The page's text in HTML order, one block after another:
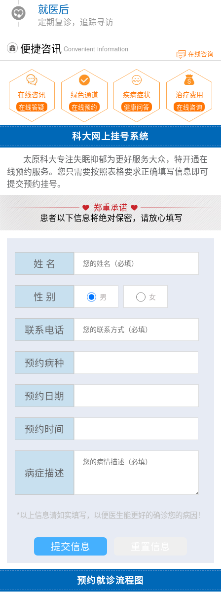
就医后
定期复诊，追踪寻访
便捷咨讯 Convenient information
在线咨询
在线咨讯
在线答疑
绿色通道
在线预约
疾病症状
健康问答
治疗费用
在线咨询
科大网上挂号系统
太原科大专注失眠抑郁为更好服务大众，特开通在
线预约服务。您只需要按照表格要求正确填写信息即可
提交预约挂号。
郑重承诺
患者以下信息将绝对保密，请放心填写
姓 名
性 别 男 女
联系电话
预约病种
预约日期
预约时间
病症描述
*以上信息请如实填写，以便医生能更好的确诊您的病因！
预约就诊流程图